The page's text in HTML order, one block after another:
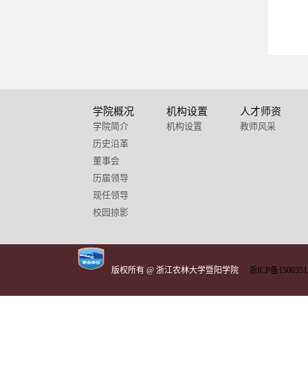
学院概况
学院简介
历史沿革
董事会
历届领导
现任领导
校园掠影
机构设置
机构设置
人才师资
教师风采
版权所有 @ 浙江农林大学暨阳学院 浙ICP备